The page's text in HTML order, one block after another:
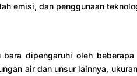
emisi, dan penggunaan
bara dipengaruhi oleh
air dan unsur lainnya,